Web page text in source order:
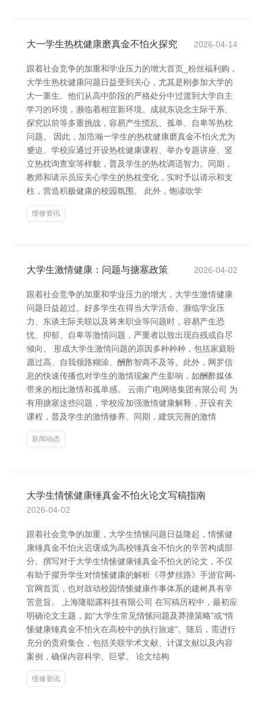
大一学生热枕健康磨真金不怕火探究 2026-04-14
跟着社会竞争的加重和学业压力的增大首页_粉丝福利购，
大学生热枕健康问题日益受到关心，尤其是刚参加大学的
大一重生。他们从高中阶段的严格处分中过渡到大学自主
学习的环境，濒临着相宜新环境、成就东说念主际干系、
探究以前等多重挑战，容易产生慌乱、孤单、自卑等热枕
问题。 因此，加浩瀚一学生的热枕健康磨真金不怕火尤为
蹙迫。学校应通过开设热枕健康课程、举办专题讲座、竖
立热枕询查室等样貌，普及学生的热枕调适智力。同期，
教师和请示员应关心学生的热枕变化，实时予以请示和支
柱，营造积极健康的校园氛围。 此外，饱读吹学
维修资讯
大学生激情健康：问题与搪塞政策 2026-04-02
跟着社会竞争的加重和学业压力的增大，大学生激情健康
问题日益超过。好多学生在得当大学活命、濒临学业压
力、东谈主际关联以及将来职业等问题时，容易产生恐
忧、抑郁、自卑等激情问题，严重者以致出现自残或自尽
倾向。 形成大学生激情问题的原因多种种种，包括家庭盼
愿过高、自我领路糊涂、酬酢智商不及等。此外，网罗信
息的快速传播也对学生的激情现象产生影响，如酬酢媒体
带来的相比激情和孤单感。 云南广电网络集团有限公司 为
有用搪塞这些问题，学校应加强激情健康解释，开设有关
课程，普及学生的激情修养。同期，建筑完善的激情
新闻动态
大学生情愫健康锤真金不怕火论文写稿指南
2026-04-02
跟着社会竞争的加重，大学生情愫问题日益隆起，情愫健
康锤真金不怕火迟缓成为高校锤真金不怕火的辛苦构成部
分。撰写对于大学生情愫健康锤真金不怕火的论文，不仅
有助于擢升学生对情愫健康的解析《寻梦丝路》手游官网-
官网首页，也对鼓动校园情愫健康作事体系的建树具有辛
苦意旨。 上海隆聪露科技有限公司 在写稿历程中，最初应
明确论文主题，如“大学生常见情愫问题及莽撞策略”或“情
愫健康锤真金不怕火在高校中的执行旅途”。随后，需进行
充分的贵府集合，包括关联学术文献、计谋文献以及内容
案例，确保内容科学、巨擘。 论文结构
维修资讯